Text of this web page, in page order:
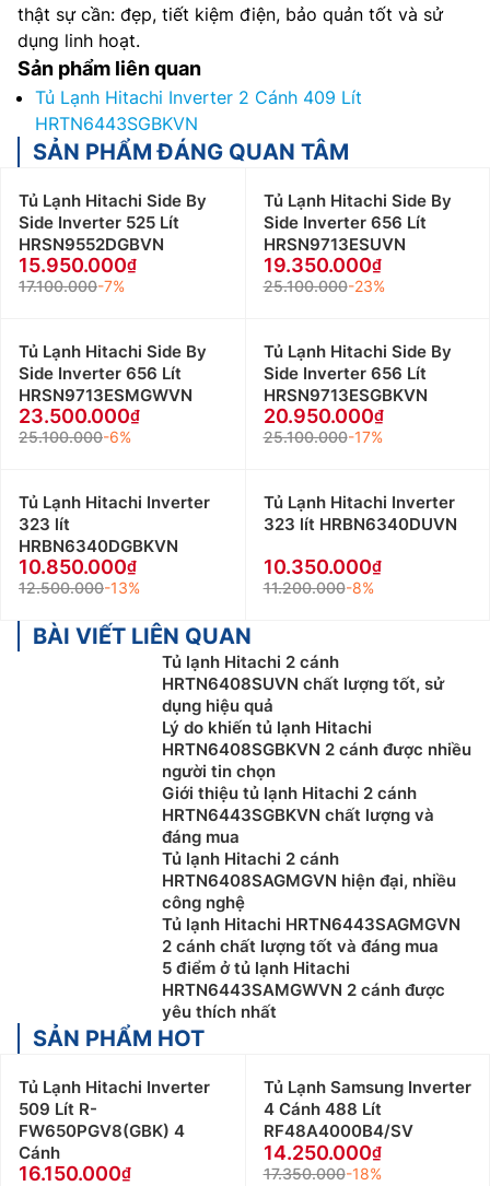
thật sự cần: đẹp, tiết kiệm điện, bảo quản tốt và sử
dụng linh hoạt.
Sản phẩm liên quan
Tủ Lạnh Hitachi Inverter 2 Cánh 409 Lít
HRTN6443SGBKVN
SẢN PHẨM ĐÁNG QUAN TÂM
Tủ Lạnh Hitachi Side By
Side Inverter 525 Lít
HRSN9552DGBVN
15.950.000
17.100.000-7%
Tủ Lạnh Hitachi Side By
Side Inverter 656 Lít
HRSN9713ESUVN
19.350.000
25.100.000-23%
Tủ Lạnh Hitachi Side By
Side Inverter 656 Lít
HRSN9713ESMGWVN
23.500.000
25.100.000-6%
Tủ Lạnh Hitachi Side By
Side Inverter 656 Lít
HRSN9713ESGBKVN
20.950.000
25.100.000-17%
Tủ Lạnh Hitachi Inverter
323 lít
HRBN6340DGBKVN
10.850.000
12.500.000-13%
Tủ Lạnh Hitachi Inverter
323 lít HRBN6340DUVN
10.350.000
11.200.000-8%
BÀI VIẾT LIÊN QUAN
Tủ lạnh Hitachi 2 cánh
HRTN6408SUVN chất lượng tốt, sử
dụng hiệu quả
Lý do khiến tủ lạnh Hitachi
HRTN6408SGBKVN 2 cánh được nhiều
người tin chọn
Giới thiệu tủ lạnh Hitachi 2 cánh
HRTN6443SGBKVN chất lượng và
đáng mua
Tủ lạnh Hitachi 2 cánh
HRTN6408SAGMGVN hiện đại, nhiều
công nghệ
Tủ lạnh Hitachi HRTN6443SAGMGVN
2 cánh chất lượng tốt và đáng mua
5 điểm ở tủ lạnh Hitachi
HRTN6443SAMGWVN 2 cánh được
yêu thích nhất
SẢN PHẨM HOT
Tủ Lạnh Hitachi Inverter
509 Lít R-
FW650PGV8(GBK) 4
Cánh
16.150.000
Tủ Lạnh Samsung Inverter
4 Cánh 488 Lít
RF48A4000B4/SV
14.250.000
17.350.000-18%